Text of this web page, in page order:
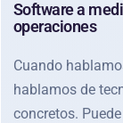
Software a
operaciones
Cuando
hablamos de
concretos.